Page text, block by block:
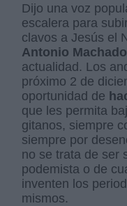
Dijo una voz
escalera para
clavos a Jesús el
Antonio Machado
actualidad. Los
próximo 2 de
oportunidad de
que les permita
gitanos, siempre
siempre por
no se trata de ser
podemista o de
inventen los
mismos.